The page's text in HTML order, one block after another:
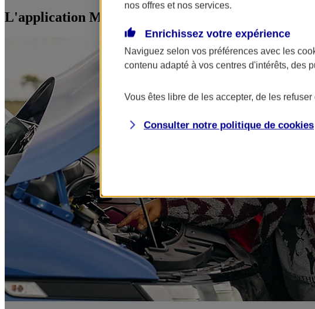
L'application Mon AXA Assurance, tous vos
nos offres et nos services.
Enrichissez votre expérience
Naviguez selon vos préférences avec les
contenu adapté à vos centres d'intérêts, des
Vous êtes libre de les accepter, de les
Consulter notre politique de cookies